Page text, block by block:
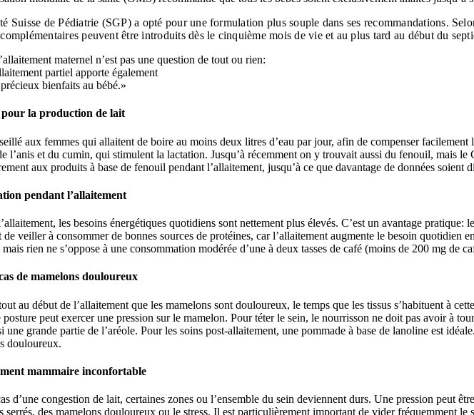
Suisse de Pédiatrie (SGP) a opté pour une formulation plus souple dans ses recommandations.
peuvent être introduits dès le cinquième mois de vie et au plus tard au début du
maternel n’est pas une question de tout ou rien:
partiel apporte également
bienfaits au bébé.»
pour la production de lait
aux femmes qui allaitent de boire au moins deux litres d’eau par jour, afin de compenser
l’anis et du cumin, qui stimulent la lactation. Jusqu’à récemment on y trouvait aussi du fenouil, mais
aux produits à base de fenouil pendant l’allaitement, jusqu’à ce que davantage de données
pendant l’allaitement
les besoins énergétiques quotidiens sont nettement plus élevés. C’est un avantage pratique:
de veiller à consommer de bonnes sources de protéines, car l’allaitement augmente le besoin quotidien
rien ne s’oppose à une consommation modérée d’une à deux tasses de café (moins de 200 mg de
de mamelons douloureux
au début de l’allaitement que les mamelons sont douloureux, le temps que les tissus s’habituent à
posture peut exercer une pression sur le mamelon. Pour téter le sein, le nourrisson ne doit pas avoir à
une grande partie de l’aréole. Pour les soins post-allaitement, une pommade à base de lanoline est
douloureux.
mammaire inconfortable
d’une congestion de lait, certaines zones ou l’ensemble du sein deviennent durs. Une pression peut
serrés, des mamelons douloureux ou le stress. Il est particulièrement important de vider fréquemment